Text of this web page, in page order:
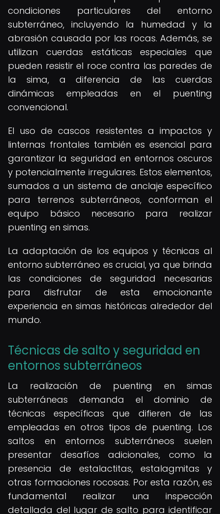
condiciones particulares del entorno
subterráneo, incluyendo la humedad y la
abrasión causada por las rocas. Además, se
utilizan cuerdas estáticas especiales que
pueden resistir el roce contra las paredes de
la sima, a diferencia de las cuerdas
dinámicas empleadas en el puenting
convencional.
El uso de cascos resistentes a impactos y
linternas frontales también es esencial para
garantizar la seguridad en entornos oscuros
y potencialmente irregulares. Estos elementos,
sumados a un sistema de anclaje específico
para terrenos subterráneos, conforman el
equipo básico necesario para realizar
puenting en simas.
La adaptación de los equipos y técnicas al
entorno subterráneo es crucial, ya que brinda
las condiciones de seguridad necesarias
para disfrutar de esta emocionante
experiencia en simas históricas alrededor del
mundo.
Técnicas de salto y seguridad en
entornos subterráneos
La realización de puenting en simas
subterráneas demanda el dominio de
técnicas específicas que difieren de las
empleadas en otros tipos de puenting. Los
saltos en entornos subterráneos suelen
presentar desafíos adicionales, como la
presencia de estalactitas, estalagmitas y
otras formaciones rocosas. Por esta razón, es
fundamental realizar una inspección
detallada del lugar de salto para identificar